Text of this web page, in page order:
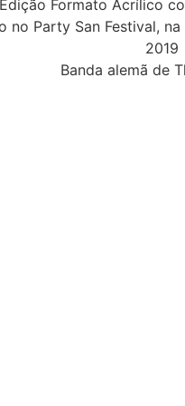
Edição Formato Acrílico
no Party San Festival,
2019
Banda alemã de